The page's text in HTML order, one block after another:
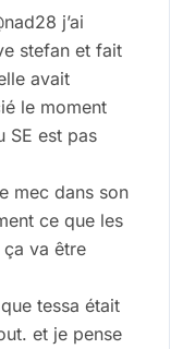
j’ai
stefan et fait
avait
le moment
SE est pas
mec dans son
ce que les
va être
tessa était
et je pense